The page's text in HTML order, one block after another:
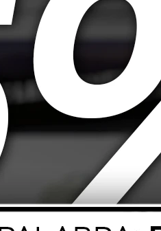
2.75-18 42P Dunlop TT900
USD 39,00